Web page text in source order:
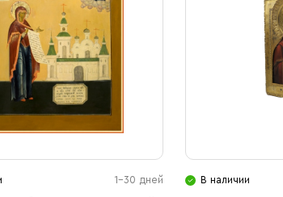
1-30 дней В наличии